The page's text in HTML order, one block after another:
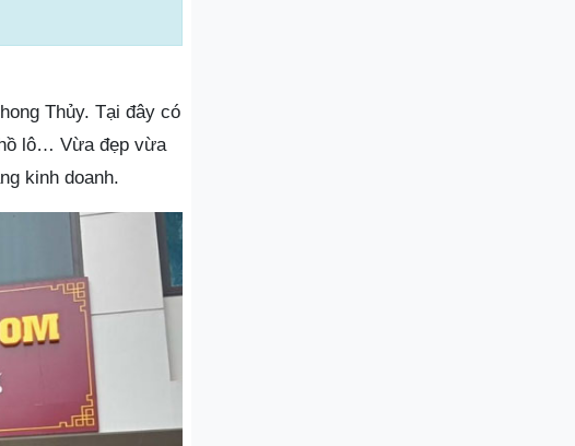
Thủy. Tại đây có
lô… Vừa đẹp vừa
kinh doanh.